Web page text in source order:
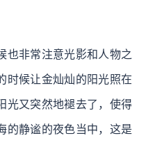
也非常注意光影和人物之
时候让金灿灿的阳光照在
光又突然地褪去了，使得
的静谧的夜色当中，这是